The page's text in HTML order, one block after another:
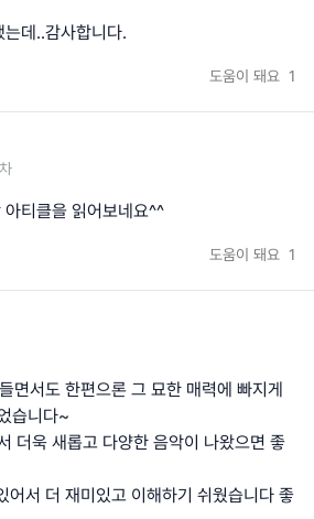
데..감사합니다.
도움이 돼요 1
티클을 읽어보네요^^
도움이 돼요 1
면서도 한편으론 그 묘한 매력에 빠지게
습니다~
더욱 새롭고 다양한 음악이 나왔으면 좋
어서 더 재미있고 이해하기 쉬웠습니다 좋